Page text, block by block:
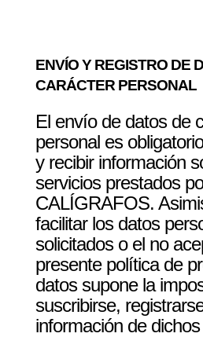
ENVÍO Y REGISTRO DE
CARÁCTER PERSONAL
El envío de datos de
personal es
y recibir información
servicios prestados
CALÍGRAFOS.
facilitar los datos
solicitados o el no
presente política de
datos supone la
suscribirse,
información de